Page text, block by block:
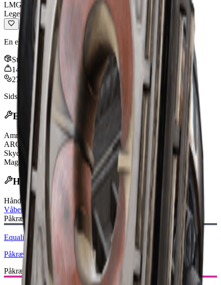
LMG
Legendarisk
En eksperimentel stråleriffel med høj kapacitet.
Stak
14
27,500
Sidst opdateret : Jan 13, 2026
Effekter
Ammunitionstype
Energy Clip
ARC rustningspenetrering
Very Strong
Skydemetode
Fully-Automatic
Magasinstørrelse50
Håndværksopskrift
Håndværksbord
Våbensmed
Påkrævet Plantegning:
Equalizer-tegning
Påkrævet
Påkrævede Materialer: